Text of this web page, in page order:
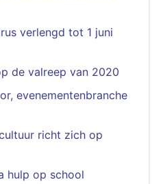
verlengd tot 1 juni
de valreep van 2020
evenementenbranche
richt zich op
hulp op school